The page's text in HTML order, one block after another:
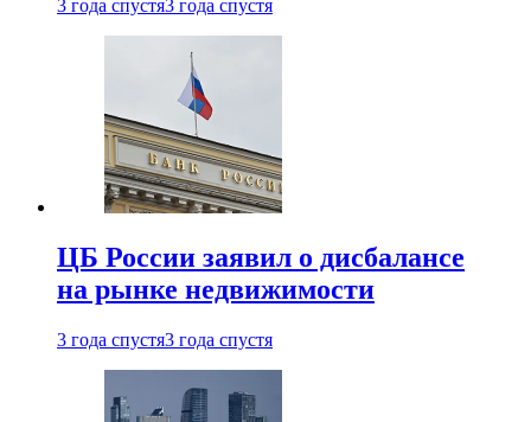
3 года спустя3 года спустя
ЦБ России заявил о дисбалансе
на рынке недвижимости
3 года спустя3 года спустя